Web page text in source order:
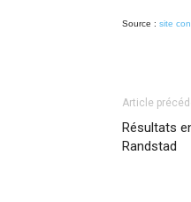
Source : site
Article
Résultats
Randstad